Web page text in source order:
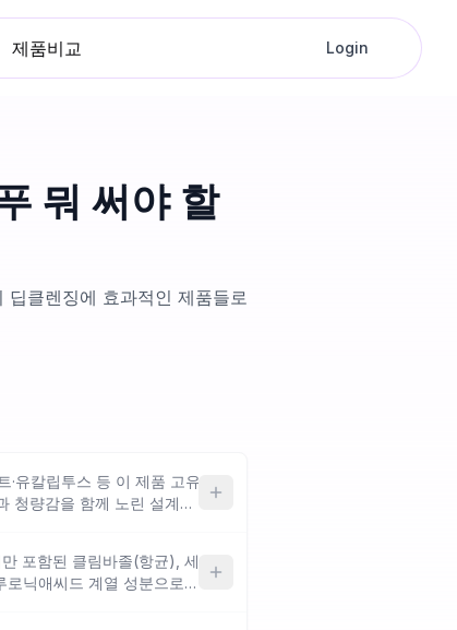
제품비교 Login
뭐 써야 할
클렌징에 효과적인 제품들로
·유칼립투스 등 이 제품 고유
청량감을 함께 노린 설계로,
. 포함된 클림바졸(항균), 세
닉애씨드 계열 성분으로